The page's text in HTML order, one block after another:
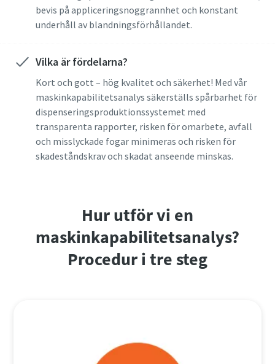
bevis på appliceringsnoggrannhet och konstant
underhåll av blandningsförhållandet.
Vilka är fördelarna?
Kort och gott – hög kvalitet och säkerhet! Med vår
maskinkapabilitetsanalys säkerställs spårbarhet för
dispenseringsproduktionssystemet med
transparenta rapporter, risken för omarbete, avfall
och misslyckade fogar minimeras och risken för
skadeståndskrav och skadat anseende minskas.
Hur utför vi en
maskinkapabilitetsanalys?
Procedur i tre steg